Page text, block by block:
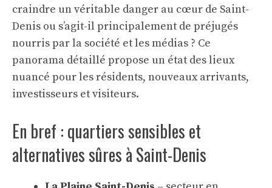
craindre un véritable danger au cœur de Saint-
Denis ou s’agit-il principalement de préjugés
nourris par la société et les médias ? Ce
panorama détaillé propose un état des lieux
nuancé pour les résidents, nouveaux arrivants,
investisseurs et visiteurs.
En bref : quartiers sensibles et
alternatives sûres à Saint-Denis